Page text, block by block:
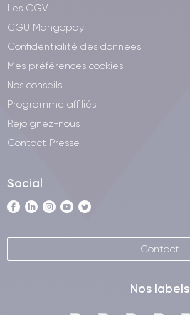
Les CGV
CGU Mangopay
Confidentialité des données
Mes préférences cookies
Nos conseils
Programme affiliés
Rejoignez-nous
Contact Presse
Social
Contact
Nos labels